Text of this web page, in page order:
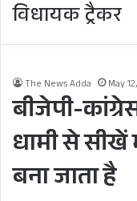
विधायक ट्रैकर
The News Adda May
बीजेपी-
धामी से सीखें
बना जाता है